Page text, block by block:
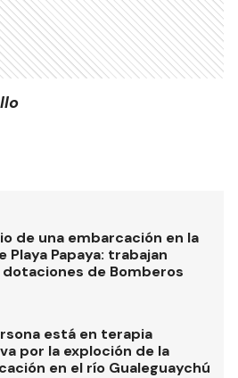
de una embarcación en la
Playa Papaya: trabajan
de Bomberos
está en terapia
por la exploción de la
en el río Gualeguaychú